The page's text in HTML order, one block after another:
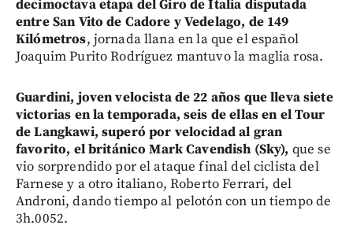
decimoctava etapa del Giro de Italia disputada
entre San Vito de Cadore y Vedelago, de 149
Kilómetros, jornada llana en la que el español
Joaquim Purito Rodríguez mantuvo la maglia rosa.
Guardini, joven velocista de 22 años que lleva siete
victorias en la temporada, seis de ellas en el Tour
de Langkawi, superó por velocidad al gran
favorito, el británico Mark Cavendish (Sky), que se
vio sorprendido por el ataque final del ciclista del
Farnese y a otro italiano, Roberto Ferrari, del
Androni, dando tiempo al pelotón con un tiempo de
3h.0052.